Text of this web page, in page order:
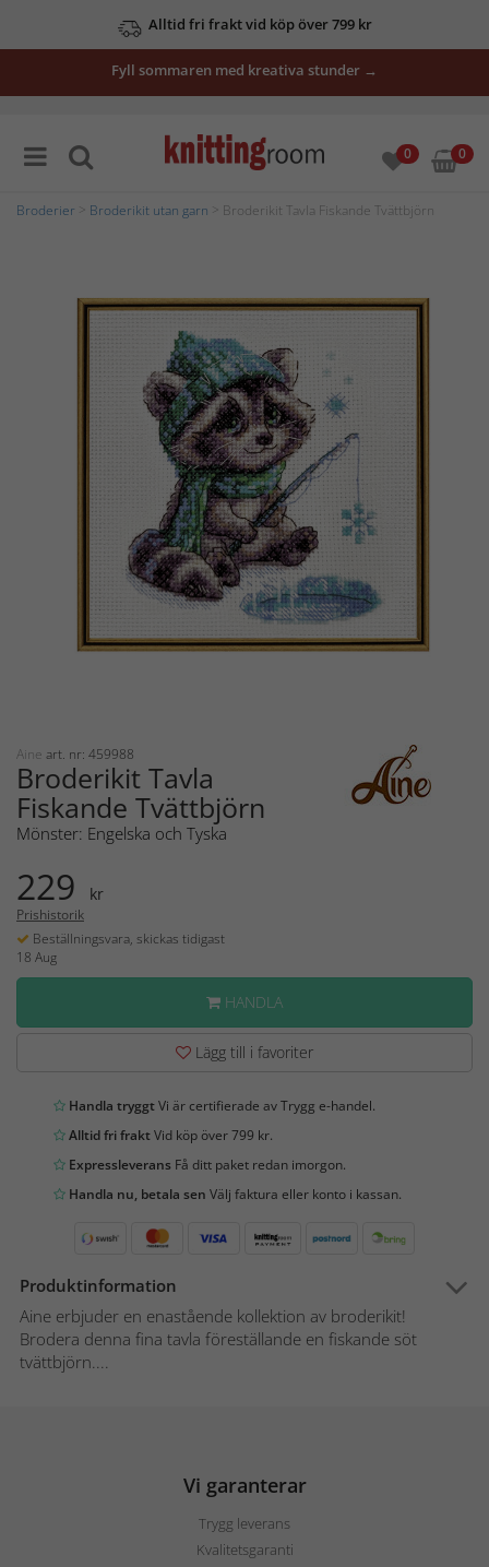
Alltid fri frakt vid köp över 799 kr
Fyll sommaren med kreativa stunder →
0 0
Broderier Broderikit utan garn > Broderikit Tavla Fiskande Tvättbjörn
Aine art. nr: 459988
Broderikit Tavla
Fiskande Tvättbjörn
Mönster: Engelska och Tyska
229 kr
Prishistorik
Beställningsvara, skickas tidigast
18 Aug
HANDLA
Lägg till i favoriter
Handla tryggtVi är certifierade av Trygg e-handel.
Alltid fri fraktVid köp över 799 kr.
Expressleverans Få ditt paket redan imorgon.
Handla nu, betala sen Välj faktura eller konto i kassan.
Produktinformation
Aine erbjuder en enastående kollektion av broderikit!
Brodera denna fina tavla föreställande en fiskande söt
tvättbjörn....
Vi garanterar
Trygg leverans
Kvalitetsgaranti